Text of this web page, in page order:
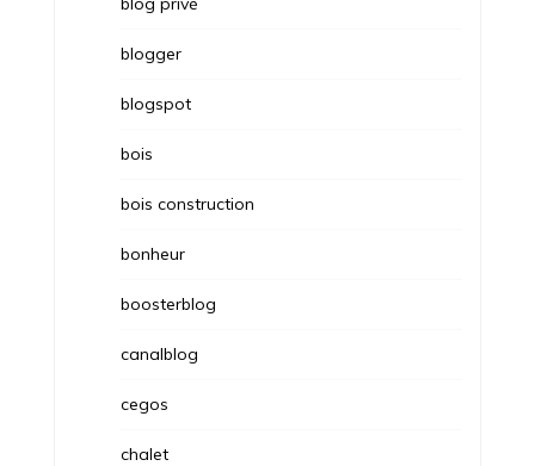
blogger
blogspot
bois
bois construction
bonheur
boosterblog
canalblog
cegos
chalet